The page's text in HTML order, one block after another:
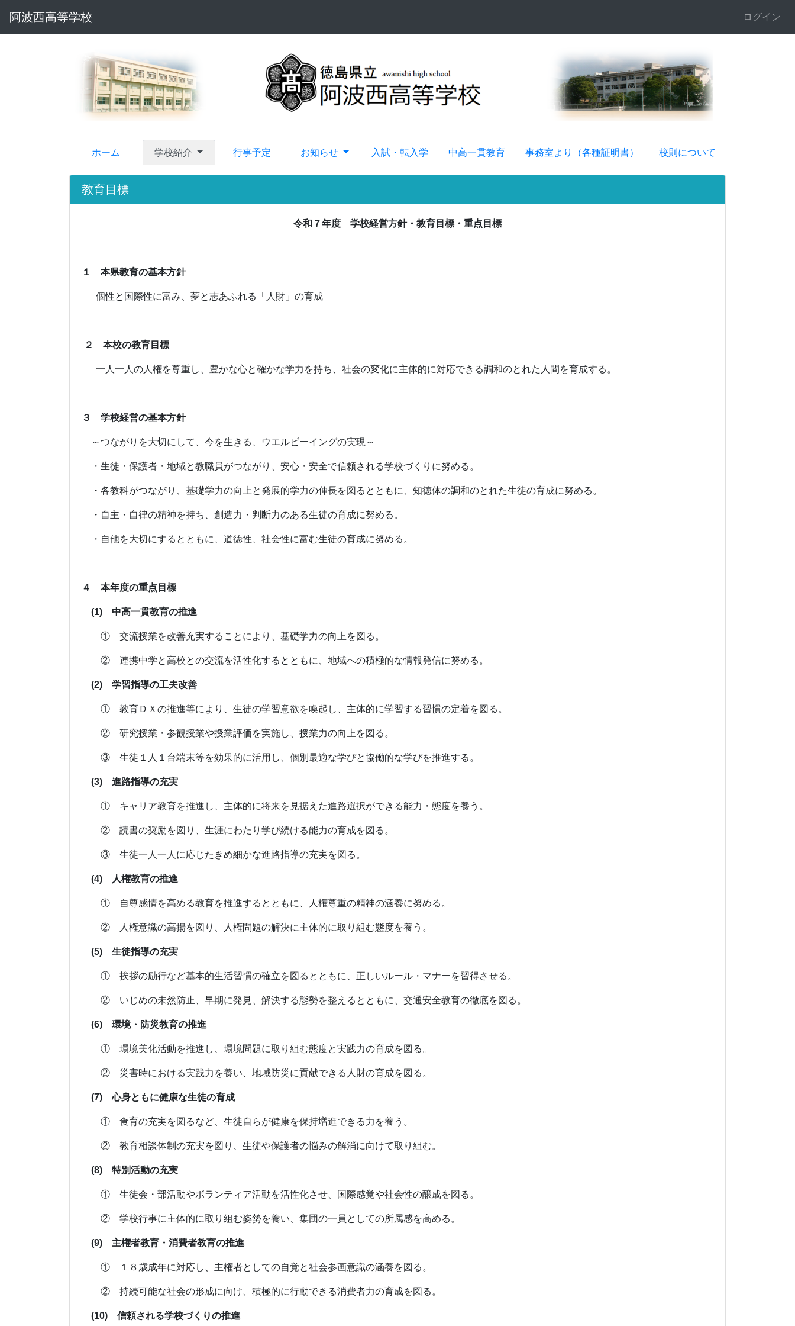
阿波西高等学校 ログイン
ホーム 学校紹介 行事予定 お知らせ 入試・転入学 中高一貫教育 事務室より（各種証明書） 校則について
教育目標
令和７年度 学校経営方針・教育目標・重点目標
１ 本県教育の基本方針
個性と国際性に富み、夢と志あふれる「人財」の育成
２ 本校の教育目標
一人一人の人権を尊重し、豊かな心と確かな学力を持ち、社会の変化に主体的に対応できる調和のとれた人間を育成する。
３ 学校経営の基本方針
～つながりを大切にして、今を生きる、ウエルビーイングの実現～
・生徒・保護者・地域と教職員がつながり、安心・安全で信頼される学校づくりに努める。
・各教科がつながり、基礎学力の向上と発展的学力の伸長を図るとともに、知徳体の調和のとれた生徒の育成に努める。
・自主・自律の精神を持ち、創造力・判断力のある生徒の育成に努める。
・自他を大切にするとともに、道徳性、社会性に富む生徒の育成に努める。
４ 本年度の重点目標
(1) 中高一貫教育の推進
① 交流授業を改善充実することにより、基礎学力の向上を図る。
② 連携中学と高校との交流を活性化するとともに、地域への積極的な情報発信に努める。
(2) 学習指導の工夫改善
① 教育ＤＸの推進等により、生徒の学習意欲を喚起し、主体的に学習する習慣の定着を図る。
② 研究授業・参観授業や授業評価を実施し、授業力の向上を図る。
③ 生徒１人１台端末等を効果的に活用し、個別最適な学びと協働的な学びを推進する。
(3) 進路指導の充実
① キャリア教育を推進し、主体的に将来を見据えた進路選択ができる能力・態度を養う。
② 読書の奨励を図り、生涯にわたり学び続ける能力の育成を図る。
③ 生徒一人一人に応じたきめ細かな進路指導の充実を図る。
(4) 人権教育の推進
① 自尊感情を高める教育を推進するとともに、人権尊重の精神の涵養に努める。
② 人権意識の高揚を図り、人権問題の解決に主体的に取り組む態度を養う。
(5) 生徒指導の充実
① 挨拶の励行など基本的生活習慣の確立を図るとともに、正しいルール・マナーを習得させる。
② いじめの未然防止、早期に発見、解決する態勢を整えるとともに、交通安全教育の徹底を図る。
(6) 環境・防災教育の推進
① 環境美化活動を推進し、環境問題に取り組む態度と実践力の育成を図る。
② 災害時における実践力を養い、地域防災に貢献できる人財の育成を図る。
(7) 心身ともに健康な生徒の育成
① 食育の充実を図るなど、生徒自らが健康を保持増進できる力を養う。
② 教育相談体制の充実を図り、生徒や保護者の悩みの解消に向けて取り組む。
(8) 特別活動の充実
① 生徒会・部活動やボランティア活動を活性化させ、国際感覚や社会性の醸成を図る。
② 学校行事に主体的に取り組む姿勢を養い、集団の一員としての所属感を高める。
(9) 主権者教育・消費者教育の推進
① １８歳成年に対応し、主権者としての自覚と社会参画意識の涵養を図る。
② 持続可能な社会の形成に向け、積極的に行動できる消費者力の育成を図る。
(10) 信頼される学校づくりの推進